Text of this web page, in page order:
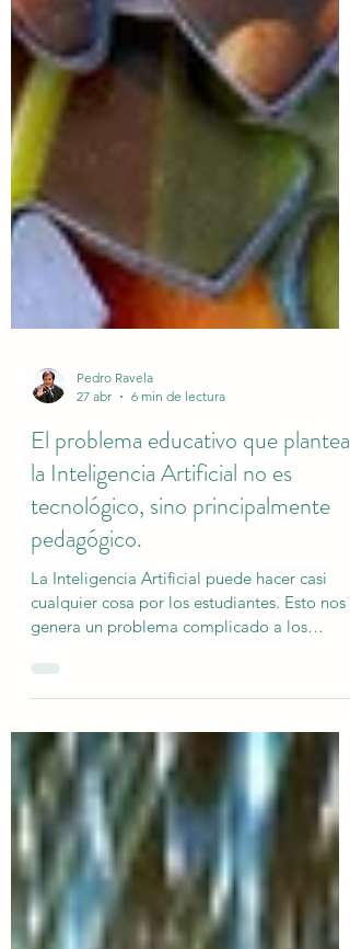
Pedro Ravela
27 abr
6 min de lectura
El problema educativo que plantea
la Inteligencia Artificial no es
tecnológico, sino principalmente
pedagógico.
cualquier cosa por los estudiantes. Esto nos
evaluación. ¿Cómo saber si fue el estudiante
quien realizó el trabajo? Este problema no se
resuelve prohibiendo el uso de la IA, es
necesario abordar el problema de la
motivación interna y de la relación de los
estudiantes con el saber. Solo cuando el
aprendizaje es percibido por el estudiante
como un acto pers